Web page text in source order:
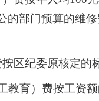
的部门预算的维
区纪委原核定的
教育）费按工资